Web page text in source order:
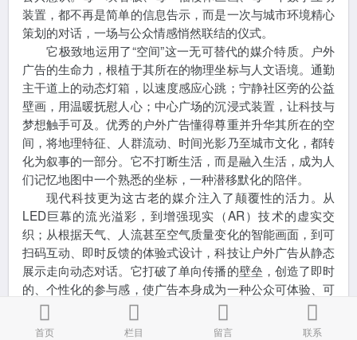
装置，都不再是简单的信息告示，而是一次与城市环境精心
策划的对话，一场与公众情感悄然联结的仪式。
它极致地运用了“空间”这一无可替代的媒介特质。户外
广告的生命力，根植于其所在的物理坐标与人文语境。通勤
主干道上的动态灯箱，以速度感应心跳；宁静社区旁的公益
壁画，用温暖抚慰人心；中心广场的沉浸式装置，让科技与
梦想触手可及。优秀的户外广告懂得尊重并升华其所在的空
间，将地理特征、人群流动、时间光影乃至城市文化，都转
化为叙事的一部分。它不打断生活，而是融入生活，成为人
们记忆地图中一个熟悉的坐标，一种潜移默化的陪伴。
现代科技更为这古老的媒介注入了颠覆性的活力。从
LED巨幕的流光溢彩，到增强现实（AR）技术的虚实交
织；从根据天气、人流甚至空气质量变化的智能画面，到可
扫码互动、即时反馈的体验式设计，科技让户外广告从静态
展示走向动态对话。它打破了单向传播的壁垒，创造了即时
的、个性化的参与感，使广告本身成为一种公众可体验、可
分享的城市事件。这种融合，不仅提升了视觉震撼力，更在
功能与情感层面，构建了品牌与公众之间更深入、更生动的
首页 栏目 留言 联系